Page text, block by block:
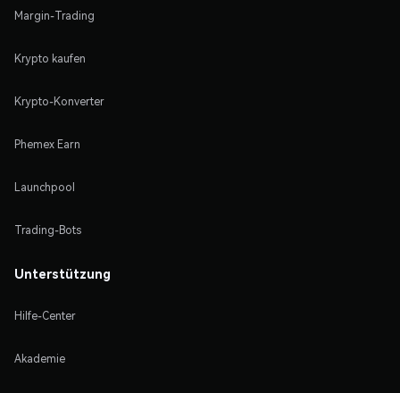
Margin-Trading
Krypto kaufen
Krypto-Konverter
Phemex Earn
Launchpool
Trading-Bots
Unterstützung
Hilfe-Center
Akademie